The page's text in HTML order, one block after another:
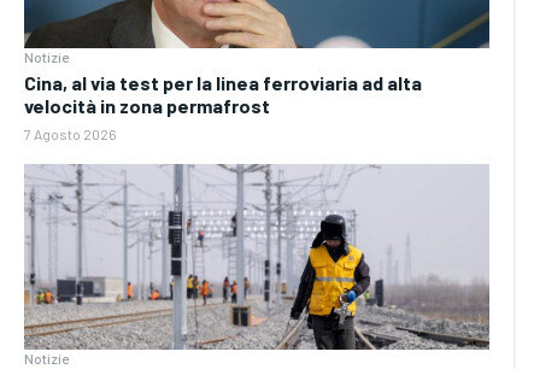
Notizie
Cina, al via test per la linea ferroviaria ad alta
velocità in zona permafrost
7 Agosto 2026
Notizie